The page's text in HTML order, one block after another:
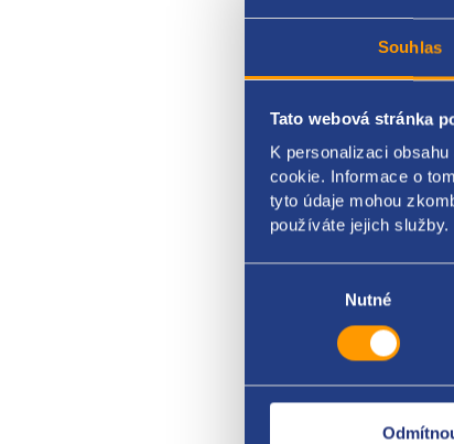
Souhlas
Tato webová stránka
K personalizaci
cookie. Informace o
tyto údaje mohou
používáte jejich služby.
Nutné